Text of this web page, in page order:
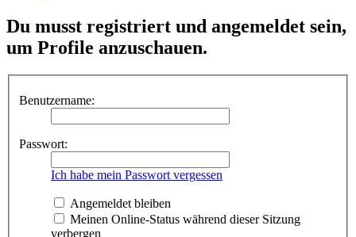
Du musst registriert und angemeldet sein,
um Profile anzuschauen.
Benutzername:
Passwort:
Ich habe mein Passwort vergessen
Angemeldet bleiben
Meinen Online-Status während dieser Sitzung
verbergen